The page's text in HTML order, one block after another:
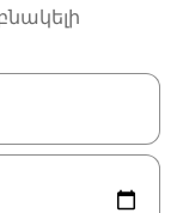
սլաքների